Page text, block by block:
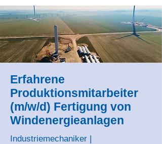
Erfahrene
Produktionsmitarbeiter
(m/w/d) Fertigung von
Windenergieanlagen
Industriemechaniker |